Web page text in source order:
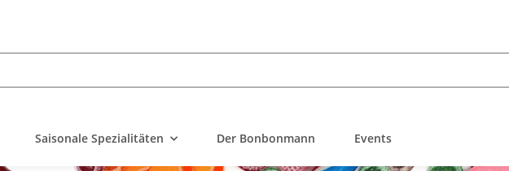
Saisonale Spezialitäten Der Bonbonmann Events